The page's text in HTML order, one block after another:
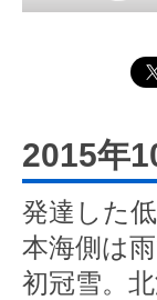
2015年
発達した
本海側は
初冠雪。